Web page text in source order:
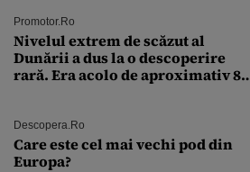
Promotor.ro
Nivelul extrem de scăzut al
Dunării a dus la o descoperire
rară. Era acolo de aproximativ 80
Descopera.ro
Care este cel mai vechi pod din
Europa?